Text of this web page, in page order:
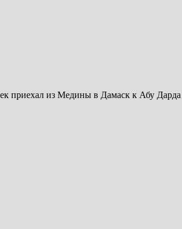
приехал из Медины в Дамаск к Абу Дарда